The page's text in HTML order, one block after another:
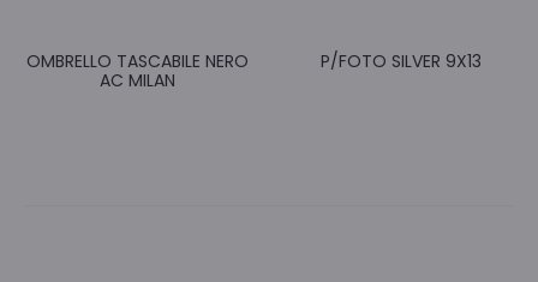
OMBRELLO TASCABILE NERO
AC MILAN
P/FOTO SILVER 9X13